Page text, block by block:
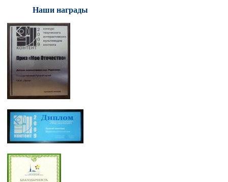
Наши награды